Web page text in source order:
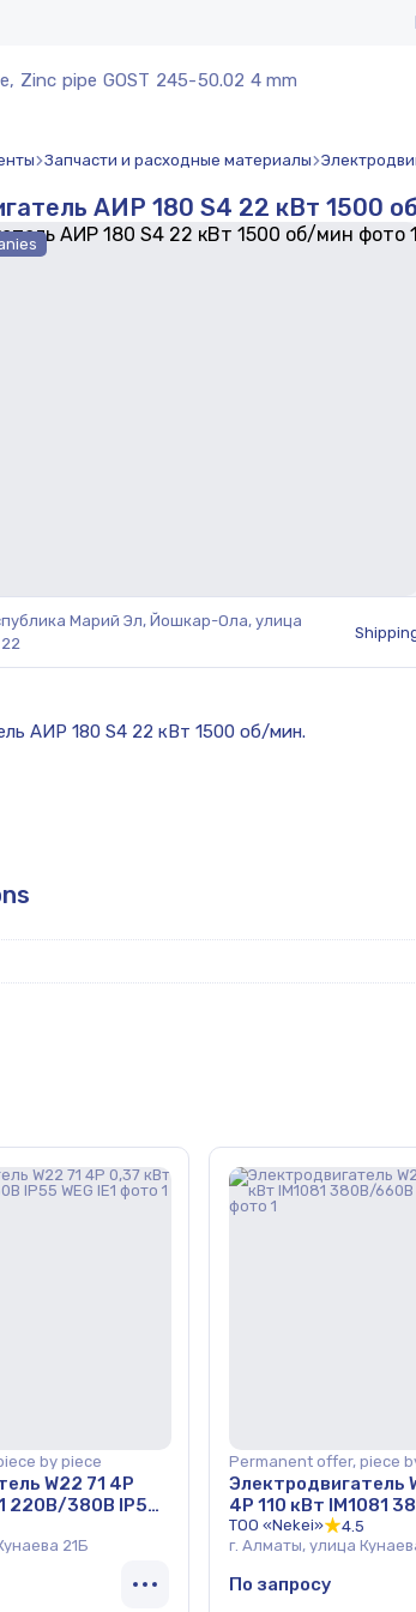
Zinc pipe GOST 245-50.02 4 mm
Запчасти и расходные материалы
АИР 180 S4 22 кВт 1500
Марий Эл, Йошкар-Ола, улица
by piece
W22 71 4Р
220В/380В IP55
21Б
Permanent offer, piece
Электродвигатель
4Р 110 кВт IM1081
IP55 WEG IE1
ТОО «Nekei»
4.5
г. Алматы, улица
По запросу